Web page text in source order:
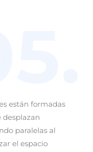
están formadas
desplazan
paralelas al
el espacio